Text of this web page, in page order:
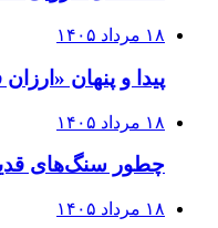
۱۸ مرداد ۱۴۰۵
پیدا و پنهان
۱۸ مرداد ۱۴۰۵
چطور سنگ‌های
۱۸ مرداد ۱۴۰۵